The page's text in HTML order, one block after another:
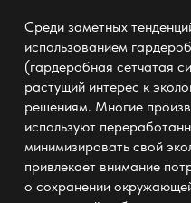
Среди заметных
использованием
(гардеробная сетчатая
растущий интерес к
решениям. Многие
используют
минимизировать свой
привлекает внимание
о сохранении